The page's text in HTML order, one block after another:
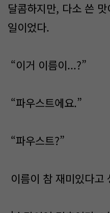
달콤하지만, 다소 쓴
일이었다.
“이거 이름이...?”
“파우스트에요.”
“파우스트?”
이름이 참 재미있다고